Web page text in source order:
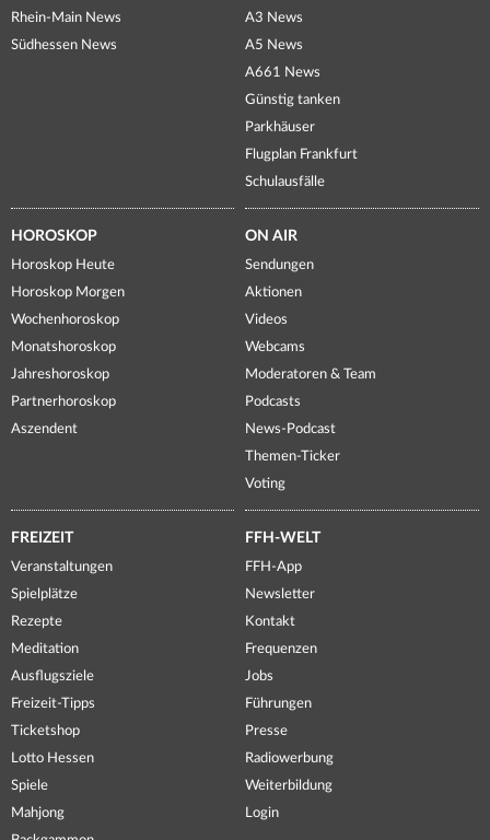
Rhein-Main News
Südhessen News
A3 News
A5 News
A661 News
Günstig tanken
Parkhäuser
Flugplan Frankfurt
Schulausfälle
HOROSKOP
Horoskop Heute
Horoskop Morgen
Wochenhoroskop
Monatshoroskop
Jahreshoroskop
Partnerhoroskop
Aszendent
ON AIR
Sendungen
Aktionen
Videos
Webcams
Moderatoren & Team
Podcasts
News-Podcast
Themen-Ticker
Voting
FREIZEIT
Veranstaltungen
Spielplätze
Rezepte
Meditation
Ausflugsziele
Freizeit-Tipps
Ticketshop
Lotto Hessen
Spiele
Mahjong
FFH-WELT
FFH-App
Newsletter
Kontakt
Frequenzen
Jobs
Führungen
Presse
Radiowerbung
Weiterbildung
Login